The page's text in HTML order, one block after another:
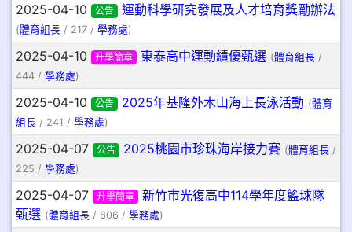
2025-04-10 公告 運動科學研究發展及人才培育獎勵辦法
(體育組長 / 217 / 學務處)
2025-04-10 升學簡章 東泰高中運動績優甄選 (體育組長/
444 / 學務處)
2025-04-10 公告 2025年基隆外木山海上長泳活動 (體育
組長 / 241 / 學務處)
2025-04-07 公告 2025桃園市珍珠海岸接力賽 (體育組長/
225 / 學務處)
2025-04-07 升學簡章
新竹市光復高中114學年度籃球隊
甄選 (體育組長 / 806 / 學務處)